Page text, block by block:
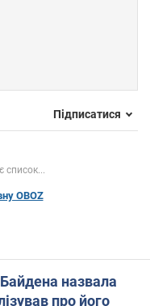
Підписатися
список...
OBOZ
назвала
про його